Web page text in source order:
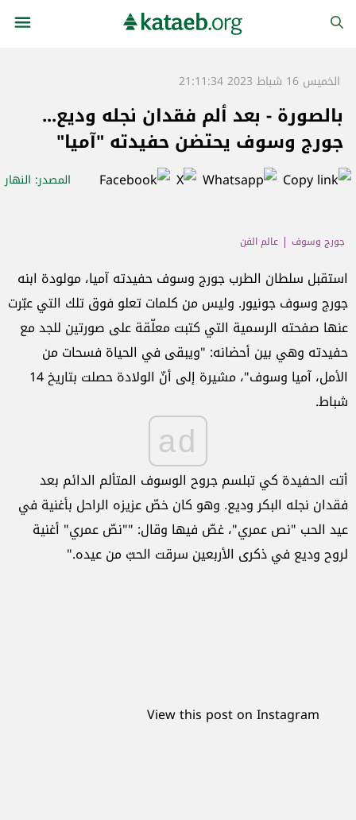
الخميس 16 شباط 2023 21:11:34
بالصورة - بعد ألم فقدان نجله وديع...
جورج وسوف يحتضن حفيدته "آميا"
المصدر: النهار
جورج وسوف عالم الفن
استقبل سلطان الطرب جورج وسوف حفيدته آميا، مولودة ابنه
جورج وسوف جونيور. وليس من كلمات تعلو فوق تلك التي عبّرت
عنها صفحته الرسمية التي كتبت معلّقة على صورتين للجد مع
حفيدته وهي بين أحضانه: "ويبقى في الحياة فسحات من
الأمل، آميا وسوف"، مشيرة إلى أنّ الولادة حصلت بتاريخ 14
شباط.
ad
أتت الحفيدة كي تبلسم جروح الوسوف المتألم الدائم بعد
فقدان نجله البكر وديع. وهو كان خصّ عزيزه الراحل بأغنية في
عيد الحب "نص عمري"، غصّ فيها وقال: ""نصّ عمري" أغنية
لروح وديع في ذكرى الأربعين سرقت الحبّ من عيده."
View this post on Instagram